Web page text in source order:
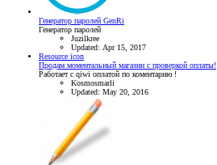
Генератор паролей GenRi
Генератор паролей
Juzilkree
Updated: Apr 15, 2017
Resource icon
Продам моментальный магазин с проверкой оплаты!
Работает с qiwi оплатой по коментарию !
Kosmosmarli
Updated: May 20, 2016